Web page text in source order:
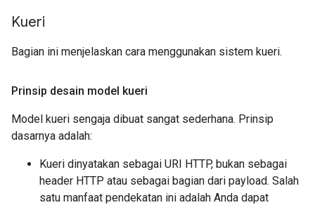
Kueri
Bagian ini menjelaskan cara menggunakan sistem kueri.
Prinsip desain model kueri
Model kueri sengaja dibuat sangat sederhana. Prinsip
dasarnya adalah:
Kueri dinyatakan sebagai URI HTTP, bukan sebagai
header HTTP atau sebagai bagian dari payload. Salah
satu manfaat pendekatan ini adalah Anda dapat